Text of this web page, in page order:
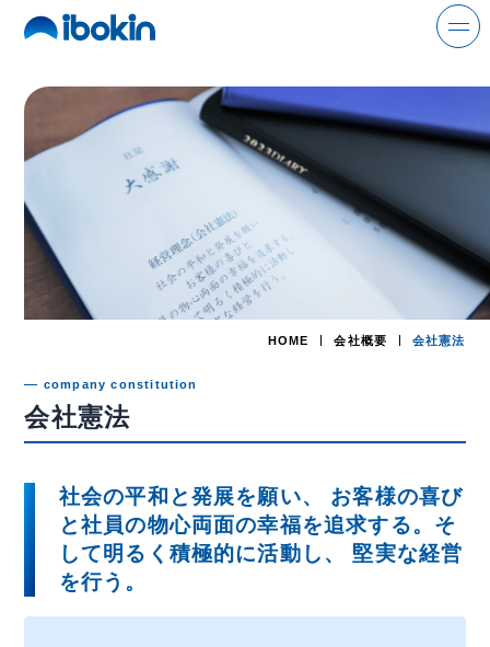
search
事業案内
解体事業
金属事業
運輸事業
HOME 会社概要 会社憲法
company constitution
会社憲法
社会の平和と発展を願い、 お客様の喜び
と社員の物心両面の幸福を追求する。 そ
して明るく積極的に活動し、 堅実な経営
を行う。